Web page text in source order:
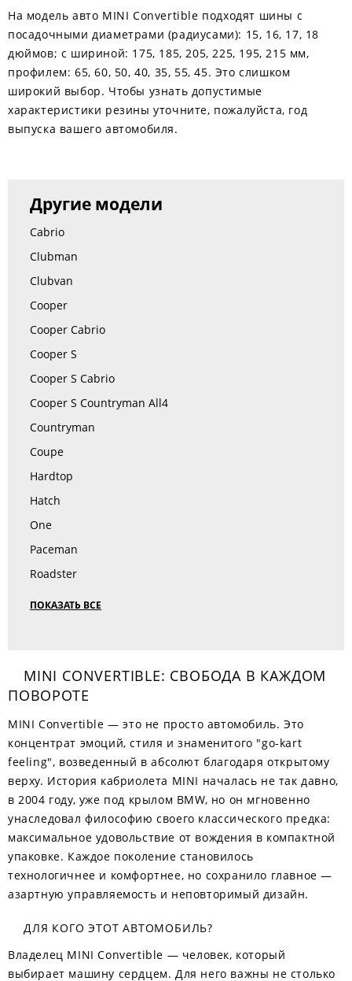
На модель авто MINI Convertible подходят шины с
посадочными диаметрами (радиусами): 15, 16, 17, 18
дюймов; с шириной: 175, 185, 205, 225, 195, 215 мм,
профилем: 65, 60, 50, 40, 35, 55, 45. Это слишком
широкий выбор. Чтобы узнать допустимые
характеристики резины уточните, пожалуйста, год
выпуска вашего автомобиля.
Другие модели
Cabrio
Clubman
Clubvan
Cooper
Cooper Cabrio
Cooper S
Cooper S Cabrio
Cooper S Countryman All4
Countryman
Coupe
Hardtop
Hatch
One
Paceman
Roadster
ПОКАЗАТЬ ВСЕ
MINI CONVERTIBLE: СВОБОДА В КАЖДОМ
ПОВОРОТЕ
MINI Convertible — это не просто автомобиль. Это
концентрат эмоций, стиля и знаменитого "go-kart
feeling", возведенный в абсолют благодаря открытому
верху. История кабриолета MINI началась не так давно,
в 2004 году, уже под крылом BMW, но он мгновенно
унаследовал философию своего классического предка:
максимальное удовольствие от вождения в компактной
упаковке. Каждое поколение становилось
технологичнее и комфортнее, но сохранило главное —
азартную управляемость и неповторимый дизайн.
ДЛЯ КОГО ЭТОТ АВТОМОБИЛЬ?
Владелец MINI Convertible — человек, который
выбирает машину сердцем. Для него важны не столько